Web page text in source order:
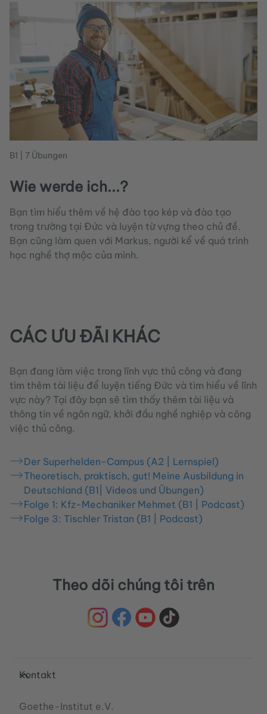
B1 | 7 Übungen
Wie werde ich...?
Bạn tìm hiểu thêm về hệ đào tạo kép và đào tạo
trong trường tại Đức và luyện từ vựng theo chủ đề.
Bạn cũng làm quen với Markus, người kể về quá trình
học nghề thợ mộc của mình.
CÁC ƯU ĐÃI KHÁC
Bạn đang làm việc trong lĩnh vực thủ công và đang
tìm thêm tài liệu để luyện tiếng Đức và tìm hiểu về lĩnh
vực này? Tại đây bạn sẽ tìm thấy thêm tài liệu và
thông tin về ngôn ngữ, khởi đầu nghề nghiệp và công
việc thủ công.
Der Superhelden-Campus (A2 | Lernspiel)
Theoretisch, praktisch, gut! Meine Ausbildung in
Deutschland (B1| Videos und Übungen)
Folge 1: Kfz-Mechaniker Mehmet (B1 | Podcast)
Folge 3: Tischler Tristan (B1 | Podcast)
Theo dõi chúng tôi trên
Service- und Informationsbereich
Kontakt
Goethe-Institut e.V.